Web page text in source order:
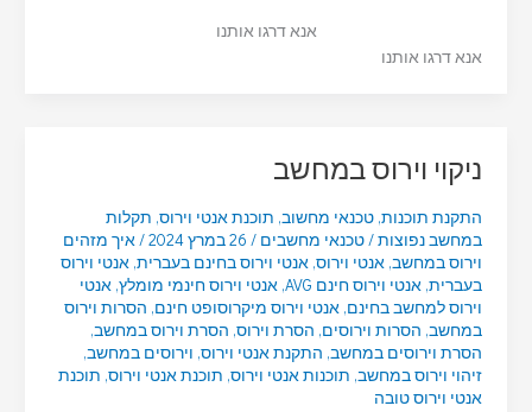
אנא דרגו אותנו
אנא דרגו אותנו
ניקוי וירוס במחשב
התקנת תוכנות, טכנאי מחשוב, תוכנת אנטי וירוס, תקלות
במחשב נפוצות/טכנאי מחשבים / 26 במרץ 2024 /איך מזהים
וירוס במחשב, אנטי וירוס, אנטי וירוס בחינם בעברית, אנטי וירוס
בעברית, אנטי וירוס חינם AVG , אנטי וירוס חינמי מומלץ, אנטי
וירוס למחשב בחינם, אנטי וירוס מיקרוסופט חינם, הסרות וירוס
במחשב, הסרות וירוסים, הסרת וירוס, הסרת וירוס במחשב,
הסרת וירוסים במחשב, התקנת אנטי וירוס, וירוסים במחשב,
זיהוי וירוס במחשב, תוכנות אנטי וירוס, תוכנת אנטי וירוס, תוכנת
אנטי וירוס טובה